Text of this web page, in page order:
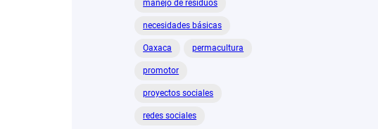
manejo de residuos
necesidades básicas
Oaxaca permacultura
promotor
proyectos sociales
redes sociales